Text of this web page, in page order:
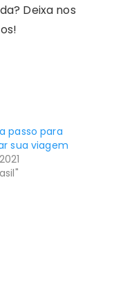
Deixa nos
passo para
sua viagem